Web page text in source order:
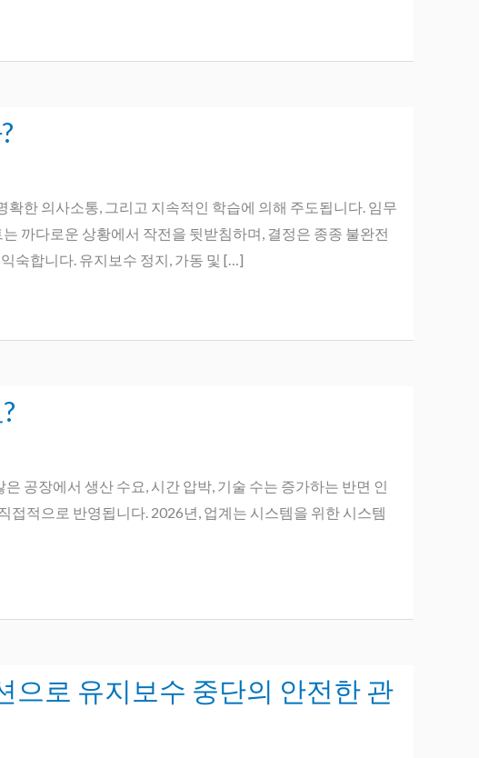
한 의사소통, 그리고 지속적인 학습에 의해 주도됩니다. 임무
까다로운 상황에서 작전을 뒷받침하며, 결정은 종종 불완전
숙합니다. 유지보수 정지, 가동 및 […]
공장에서 생산 수요, 시간 압박, 기술 수는 증가하는 반면 인
접적으로 반영됩니다. 2026년, 업계는 시스템을 위한 시스템
으로 유지보수 중단의 안전한 관